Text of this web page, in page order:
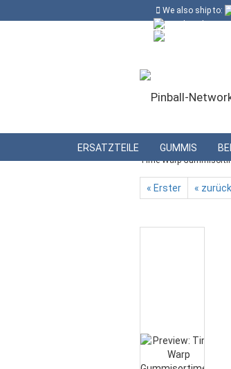
We also ship to:
Kostenloser
ERSATZTEILE GUMMIS
Startseite » Gummis
Time Warp
« Erster « zurück